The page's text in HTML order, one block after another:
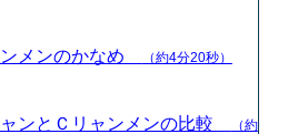
ンメンのかなめ （約4分20秒）
ンとＣリャンメンの比較
（約